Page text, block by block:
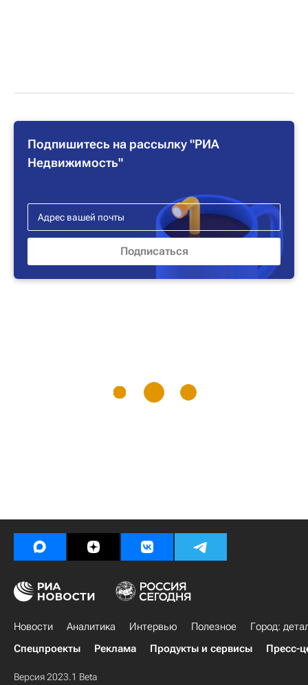
Подпишитесь на рассылку "РИА
Недвижимость"
Новости Аналитика Интервью Полезное
Город:
Спецпроекты
Реклама Продукты и сервисы Пресс-
Версия 2023.1 Beta